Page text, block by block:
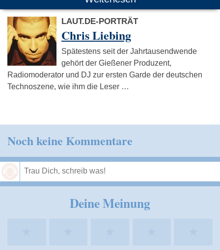
LAUT.DE-PORTRÄT
Chris Liebing
Spätestens seit der Jahrtausendwende
gehört der Gießener Produzent,
Radiomoderator und DJ zur ersten Garde der deutschen
Technoszene, wie ihm die Leser …
Noch keine Kommentare
Deine Meinung